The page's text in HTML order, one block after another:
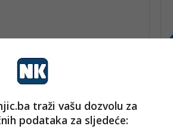
traži vašu dozvolu za
podataka za sljedeće: